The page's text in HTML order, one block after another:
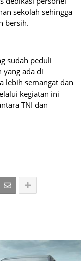
sekolah sehingga
bersih.
sudah peduli
yang ada di
lebih semangat dan
kegiatan ini
TNI dan